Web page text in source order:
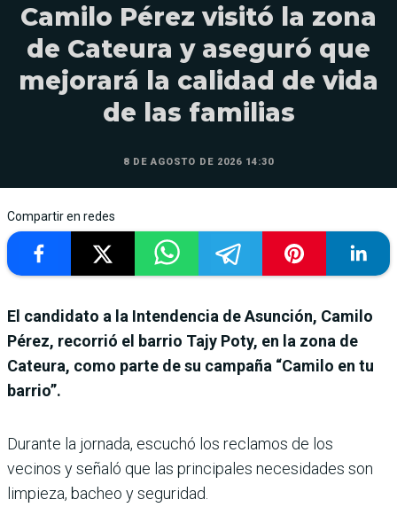
Camilo Pérez visitó la zona
de Cateura y aseguró que
mejorará la calidad de vida
de las familias
8 DE AGOSTO DE 2026 14:30
Compartir en redes
El candidato a la Intendencia de Asunción, Camilo
Pérez, recorrió el barrio Tajy Poty, en la zona de
Cateura, como parte de su campaña “Camilo en tu
barrio”.
Durante la jornada, escuchó los reclamos de los
vecinos y señaló que las principales necesidades son
limpieza, bacheo y seguridad.